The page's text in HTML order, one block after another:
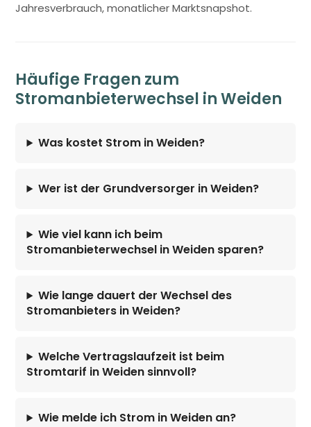
Jahresverbrauch, monatlicher Marktsnapshot.
Häufige Fragen zum
Stromanbieterwechsel in Weiden
Was kostet Strom in Weiden?
Wer ist der Grundversorger in Weiden?
Wie viel kann ich beim
Stromanbieterwechsel in Weiden sparen?
Wie lange dauert der Wechsel des
Stromanbieters in Weiden?
Welche Vertragslaufzeit ist beim
Stromtarif in Weiden sinnvoll?
Wie melde ich Strom in Weiden an?